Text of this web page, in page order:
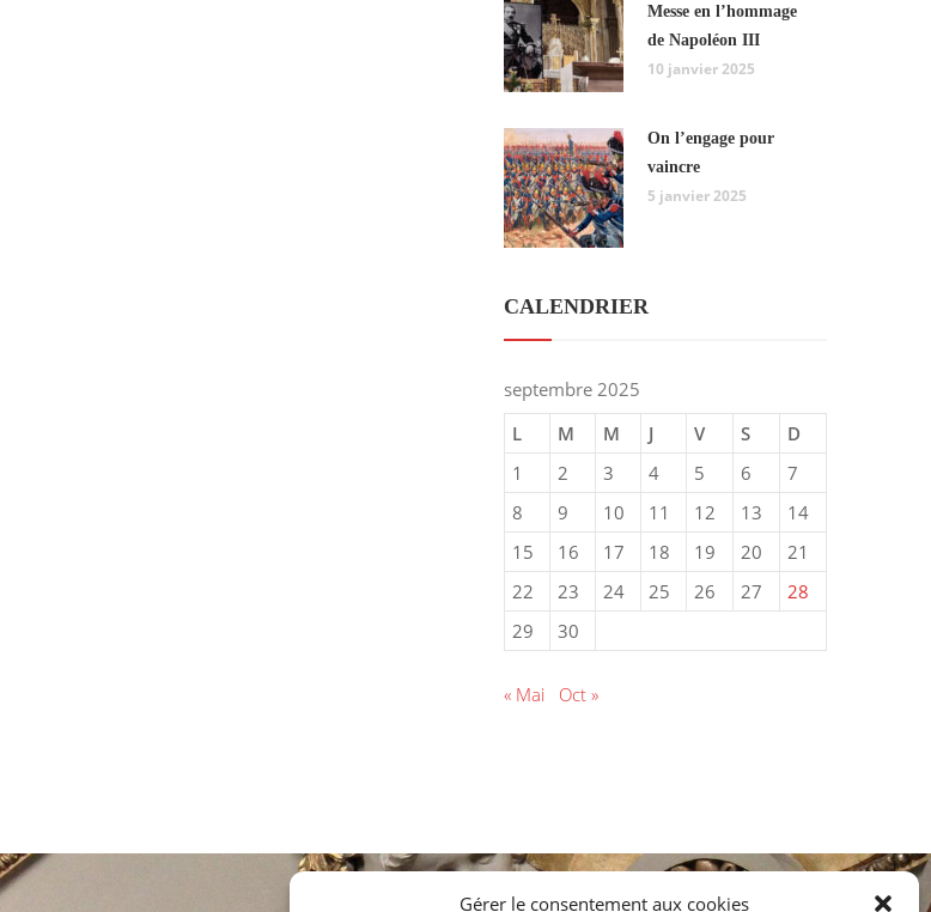
Gérer le consentement aux cookies
Messe en l’hommage
de Napoléon III
10 janvier 2025
On l’engage pour
vaincre
5 janvier 2025
CALENDRIER
septembre 2025
L
M M J V S
D
1
2 3 4 5 6
7
8
9 10 11 12 13
14
15
16 17 18 19 20
21
22
23 24 25 26 27
28
29
30
« Mai Oct »